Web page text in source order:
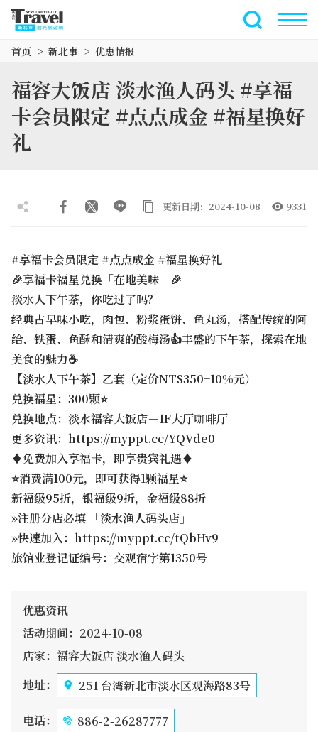
全文搜索
首页 新北事 优惠情报
福容大饭店 淡水渔人码头 #享福
卡会员限定 #点点成金 #福星换好
礼
更新日期：2024-10-08 9331
#享福卡会员限定 #点点成金 #福星换好礼
🎉享福卡福星兑换「在地美味」🎉
淡水人下午茶，你吃过了吗？
经典古早味小吃，肉包、粉浆蛋饼、鱼丸汤，搭配传统的阿
给、铁蛋、鱼酥和清爽的酸梅汤👍丰盛的下午茶，探索在地
美食的魅力☕️
【淡水人下午茶】乙套（定价NT$350+10%元）
兑换福星：300颗⭐️
兑换地点：淡水福容大饭店－1F大厅咖啡厅
更多资讯：https://myppt.cc/YQVde0
♦免费加入享福卡，即享贵宾礼遇♦
⭐️消费满100元，即可获得1颗福星⭐️
新福级95折，银福级9折，金福级88折
»注册分店必填 「淡水渔人码头店」
»快速加入：https://myppt.cc/tQbHv9
旅馆业登记证编号：交观宿字第1350号
优惠资讯
活动期间：2024-10-08
店家：福容大饭店 淡水渔人码头
地址：
251 台湾新北市淡水区观海路83号
电话： 886-2-26287777